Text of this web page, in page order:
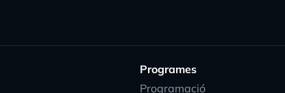
Programes
Programació